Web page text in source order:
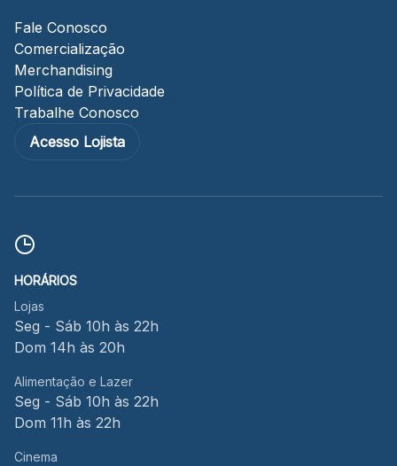
Fale Conosco
Comercialização
Merchandising
Política de Privacidade
Trabalhe Conosco
Acesso Lojista
HORÁRIOS
Lojas
Seg - Sáb 10h às 22h
Dom 14h às 20h
Alimentação e Lazer
Seg - Sáb 10h às 22h
Dom 11h às 22h
Cinema